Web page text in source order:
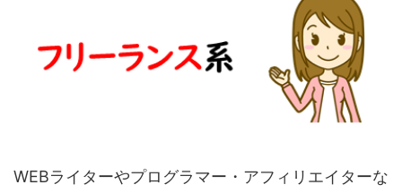
WEBライターやプログラマー・アフィリエイターな